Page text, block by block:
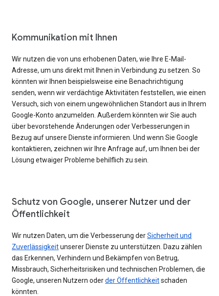
Kommunikation mit Ihnen
Wir nutzen die von uns erhobenen Daten, wie Ihre E-Mail-
Adresse, um uns direkt mit Ihnen in Verbindung zu setzen. So
könnten wir Ihnen beispielsweise eine Benachrichtigung
senden, wenn wir verdächtige Aktivitäten feststellen, wie einen
Versuch, sich von einem ungewöhnlichen Standort aus in Ihrem
Google-Konto anzumelden. Außerdem könnten wir Sie auch
über bevorstehende Änderungen oder Verbesserungen in
Bezug auf unsere Dienste informieren. Und wenn Sie Google
kontaktieren, zeichnen wir Ihre Anfrage auf, um Ihnen bei der
Lösung etwaiger Probleme behilflich zu sein.
Schutz von Google, unserer Nutzer und der
Öffentlichkeit
Wir nutzen Daten, um die Verbesserung derSicherheit und
Zuverlässigkeitunserer Dienste zu unterstützen. Dazu zählen
das Erkennen, Verhindern und Bekämpfen von Betrug,
Missbrauch, Sicherheitsrisiken und technischen Problemen, die
Google, unseren Nutzern oderder Öffentlichkeitschaden
könnten.